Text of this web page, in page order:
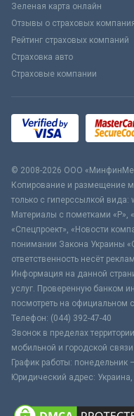
Зеленая карта онлайн
Отзывы о страховых
Рейтинг страховых компаний
Страховка авто
Страховые компании
© 2008-2026 ООО
Копирование и размещение
только с гиперссылкой вида:
Материалы с пометками «Р»,
«Спецпроект», «Новости
понимании Закона Украины
ответственность несёт
Информация на данной
услуг. Проверенную банком
посмотреть на официальном
Телефон: (044) 392-47-40
Звонок в пределах
мобильной и городской
График работы: понедельник
Юридический адрес: